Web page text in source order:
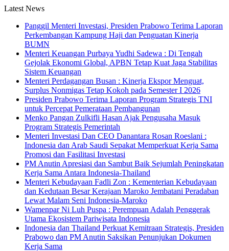
Latest News
Panggil Menteri Investasi, Presiden Prabowo Terima Laporan
Perkembangan Kampung Haji dan Penguatan Kinerja
BUMN
Menteri Keuangan Purbaya Yudhi Sadewa : Di Tengah
Gejolak Ekonomi Global, APBN Tetap Kuat Jaga Stabilitas
Sistem Keuangan
Menteri Perdagangan Busan : Kinerja Ekspor Menguat,
Surplus Nonmigas Tetap Kokoh pada Semester I 2026
Presiden Prabowo Terima Laporan Program Strategis TNI
untuk Percepat Pemerataan Pembangunan
Menko Pangan Zulkifli Hasan Ajak Pengusaha Masuk
Program Strategis Pemerintah
Menteri Investasi Dan CEO Danantara Rosan Roeslani :
Indonesia dan Arab Saudi Sepakat Memperkuat Kerja Sama
Promosi dan Fasilitasi Investasi
PM Anutin Apresiasi dan Sambut Baik Sejumlah Peningkatan
Kerja Sama Antara Indonesia-Thailand
Menteri Kebudayaan Fadli Zon : Kementerian Kebudayaan
dan Kedutaan Besar Kerajaan Maroko Jembatani Peradaban
Lewat Malam Seni Indonesia-Maroko
Wamenpar Ni Luh Puspa : Perempuan Adalah Penggerak
Utama Ekosistem Pariwisata Indonesia
Indonesia dan Thailand Perkuat Kemitraan Strategis, Presiden
Prabowo dan PM Anutin Saksikan Penunjukan Dokumen
Kerja Sama